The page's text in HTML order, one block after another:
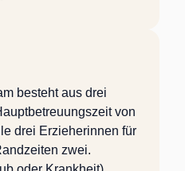
besteht aus drei
von
drei Erzieherinnen für
zwei.